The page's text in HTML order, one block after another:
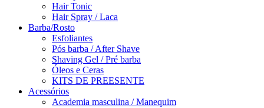
Hair Tonic
Hair Spray / Laca
Barba/Rosto
Esfoliantes
Pós barba / After Shave
Shaving Gel / Pré barba
Óleos e Ceras
KITS DE PREESENTE
Acessórios
Academia masculina / Manequim